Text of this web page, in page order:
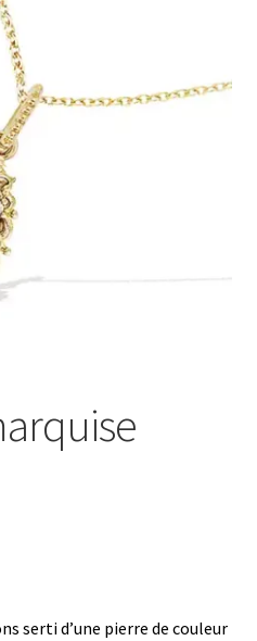
Ouvrir
serti d’une pierre de couleur